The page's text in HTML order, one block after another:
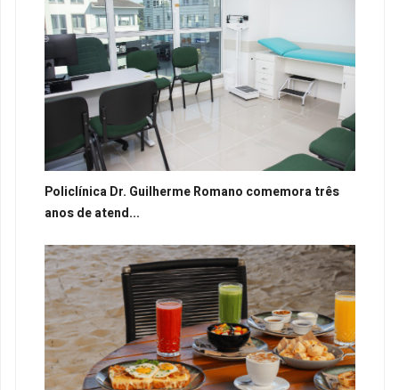
Policlínica Dr. Guilherme Romano comemora três
anos de atend...